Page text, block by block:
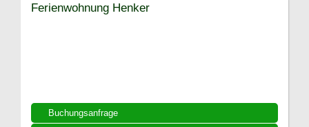
Buchungsanfrage
Ferienwohnung Henker